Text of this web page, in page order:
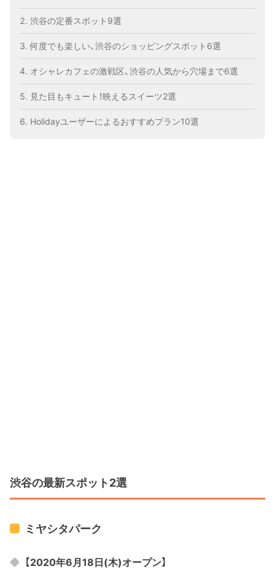
渋谷の定番スポット9選
何度でも楽しい、渋谷のショッピングスポット6選
オシャレカフェの激戦区、渋谷の人気から穴場まで6選
見た目もキュート！映えるスイーツ2選
Holidayユーザーによるおすすめプラン10選
渋谷の最新スポット2選
ミヤシタパーク
【2020年6月18日(木)オープン】